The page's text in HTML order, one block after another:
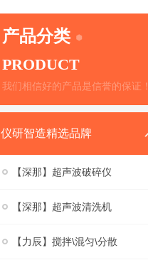
产品分类
PRODUCT
我们相信好的产品是信誉的保证！
仪研智造精选品牌
【深那】超声波破碎仪
【深那】超声波清洗机
【力辰】搅拌\混匀\分散